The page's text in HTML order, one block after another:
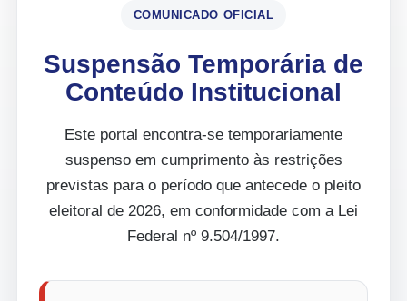
COMUNICADO OFICIAL
Suspensão Temporária de
Conteúdo Institucional
Este portal encontra-se temporariamente
suspenso em cumprimento às restrições
previstas para o período que antecede o pleito
eleitoral de 2026, em conformidade com a Lei
Federal nº 9.504/1997.